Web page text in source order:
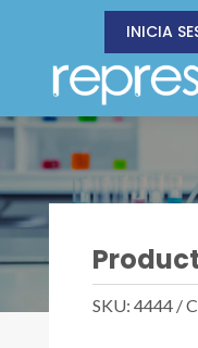
INICIA
SKU: 4444